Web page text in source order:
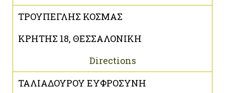
ΤΡΟΥΠΕΓΛΗΣ ΚΟΣΜΑΣ
ΚΡΗΤΗΣ 18, ΘΕΣΣΑΛΟΝΙΚΗ
Directions
ΤΑΛΙΑΔΟΥΡΟΥ ΕΥΦΡΟΣΥΝΗ